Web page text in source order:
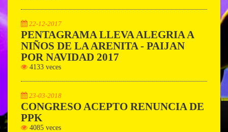
22-12-2017
PENTAGRAMA LLEVA ALEGRIA A
NIÑOS DE LA ARENITA - PAIJAN
POR NAVIDAD 2017
4133 veces
23-03-2018
CONGRESO ACEPTO RENUNCIA DE
PPK
4085 veces